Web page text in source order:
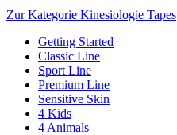
Zur Kategorie Kinesiologie Tapes
Getting Started
Classic Line
Sport Line
Premium Line
Sensitive Skin
4 Kids
4 Animals